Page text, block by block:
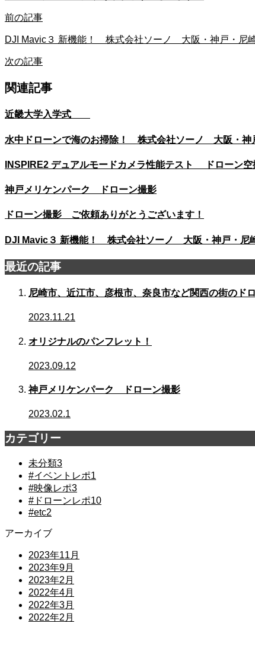
前の記事
DJI Mavic３ 新機能！ 株式会社ソーノ 大阪・神戸・尼
次の記事
関連記事
近畿大学入学式
水中ドローンで海のお掃除！ 株式会社ソーノ 大阪・神
INSPIRE2 デュアルモードカメラ性能テスト ドローン
神戸メリケンパーク ドローン撮影
ドローン撮影 ご依頼ありがとうございます！
DJI Mavic３ 新機能！ 株式会社ソーノ 大阪・神戸・尼
最近の記事
尼崎市、近江市、彦根市、奈良市など関西の街のド
2023.11.21
オリジナルのパンフレット！
2023.09.12
神戸メリケンパーク ドローン撮影
2023.02.1
カテゴリー
未分類3
#イベントレポ1
#映像レポ3
#ドローンレポ10
#etc2
アーカイブ
2023年11月
2023年9月
2023年2月
2022年4月
2022年3月
2022年2月